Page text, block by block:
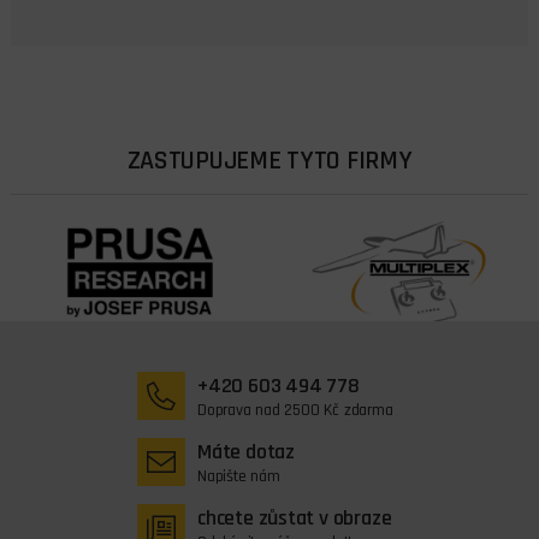
ZASTUPUJEME TYTO FIRMY
+420 603 494 778
Doprava nad 2500 Kč zdarma
Máte dotaz
Napište nám
chcete zůstat v obraze